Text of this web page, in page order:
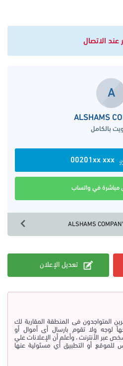
عند الاتصال
A
ALSHAMS
بالكامل
00201xx xxx
مباشرة في واتساب
تعديل الإعلان
المتواجدون فى المنطقة المقاربة لك
لوجه ولا تقوم بارسال أى أموال أو
الأنترنت ، وأعلم أن الإعلانات علي
للموقع أو التطبيق أي مسئولية عنها